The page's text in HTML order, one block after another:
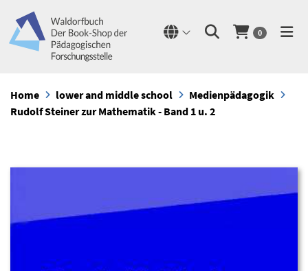
0
Home lower and middle school
Medienpädagogik
Rudolf Steiner zur Mathematik - Band 1 u. 2